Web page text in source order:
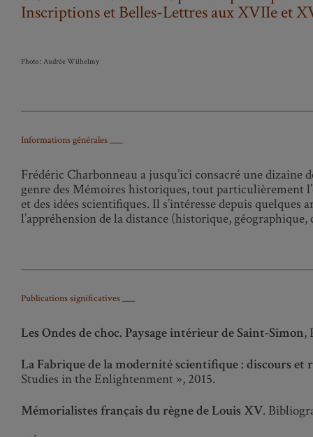
Inscriptions et Belles-Lettres aux XVIIe et
Photo : Audrée Wilhelmy
Informations générales ___
Frédéric Charbonneau a jusqu’ici consacré une
genre des Mémoires historiques, tout particulièrement
et des idées scientifiques. Il s’intéresse depuis
l’appréhension de la distance (historique,
Publications significatives ___
Les Ondes de choc. Paysage intérieur de Saint-Simon,
La Fabrique de la modernité scientifique : discours et
Studies in the Enlightenment », 2015.
Mémorialistes français du règne de Louis XV.